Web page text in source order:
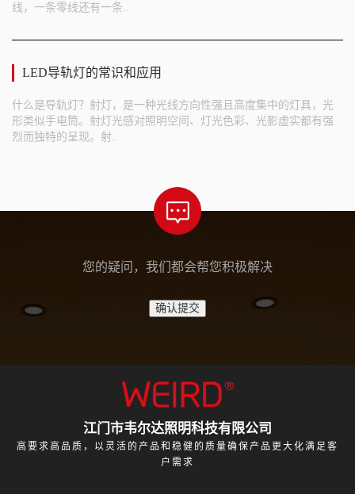
线，一条零线还有一条..
LED导轨灯的常识和应用
什么是导轨灯？射灯，是一种光线方向性强且高度集中的灯具，光
形类似手电筒。射灯光感对照明空间、灯光色彩、光影虚实都有强
烈而独特的呈现。射..
您的疑问，我们都会帮您积极解决
江门市韦尔达照明科技有限公司
高要求高品质，以灵活的产品和稳健的质量确保产品更大化满足客
户需求